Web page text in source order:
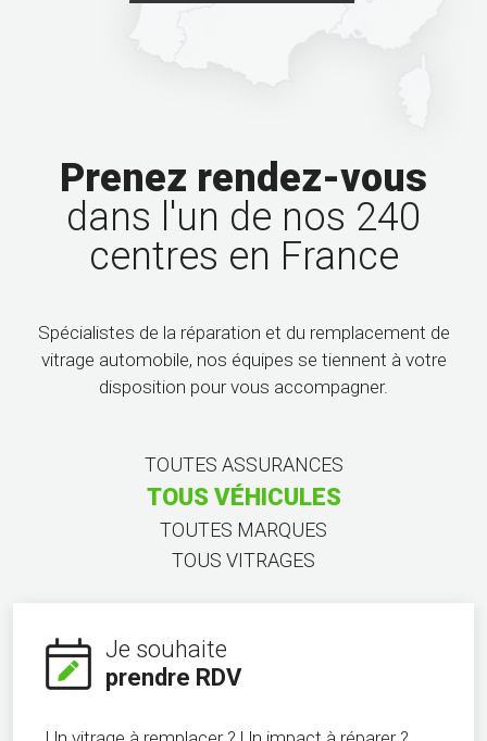
Prenez rendez-vous
dans l'un de nos 240
centres en France
Spécialistes de la réparation et du remplacement de
vitrage automobile, nos équipes se tiennent à votre
disposition pour vous accompagner.
TOUTES ASSURANCES
TOUS VÉHICULES
TOUTES MARQUES
TOUS VITRAGES
Je souhaite
prendre RDV